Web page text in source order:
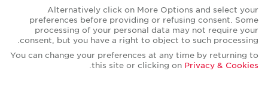
Corporate Social Responsibility
Alternatively click on More Options and select your
preferences before providing or refusing consent. Some
processing of your personal data may not require your
consent, but you have a right to object to such processing.
You can change your preferences at any time by returning to
this site or clicking on Privacy & Cookies